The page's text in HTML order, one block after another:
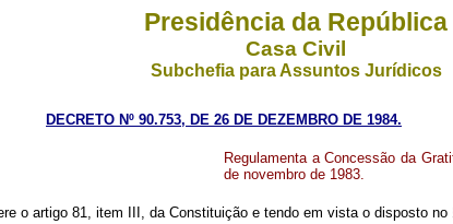
Presidência da República
Casa Civil
Subchefia para Assuntos Jurídicos
DECRETO Nº 90.753, DE 26 DE DEZEMBRO DE 1984.
Regulamenta a Concessão da
de novembro de 1983.
o artigo 81, item III, da Constituição e tendo em vista o disposto no